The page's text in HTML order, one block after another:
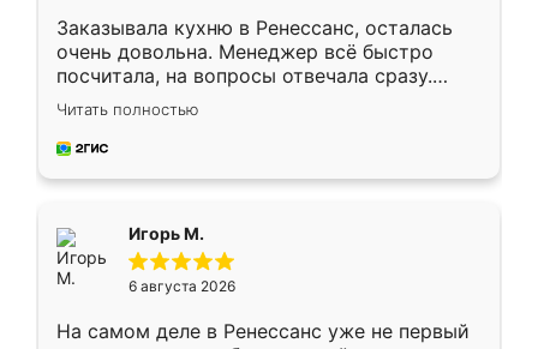
Заказывала кухню в Ренессанс, осталась
очень довольна. Менеджер всё быстро
посчитала, на вопросы отвечала сразу.
Замерщик приехал в субботу, подошёл к
делу со всей ответственностью. Собрали
за день, ребята работали аккуратно, даже
Читать полностью
Игорь М.
6 августа 2026
На самом деле в Ренессанс уже не первый